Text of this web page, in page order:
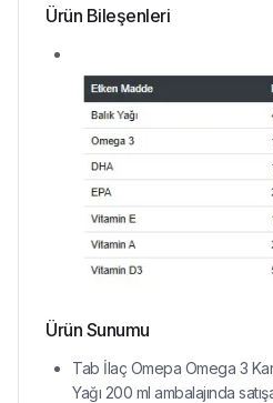
Ürün Bileşenleri
Ürün Sunumu
Tab İlaç Omepa Omega 3
Yağı 200 ml ambalajında